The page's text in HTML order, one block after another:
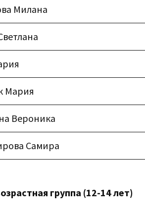
Милана
Мария
Вероника
Самира
группа (12-14 лет)